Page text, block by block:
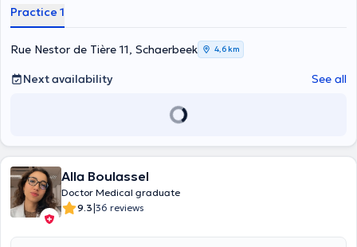
Practice 1
Rue Nestor de Tière 11, Schaerbeek 4,6 km
Next availability See all
Alla Boulassel
Doctor Medical graduate
9.3|36 reviews